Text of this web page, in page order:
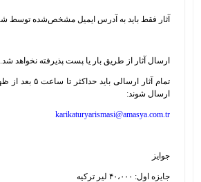
آثار فقط باید به آدرس ایمیل مشخص‌شده توسط
ارسال آثار از طریق بار یا پست پذیرفته نخواهد شد.
ارسال شوند:
karikaturyarismasi@amasya.com.tr
جوایز
جایزه اول: ۴۰،۰۰۰ لیر ترکیه